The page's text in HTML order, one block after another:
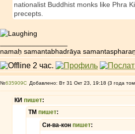
nationalist Buddhist monks like Phra
precepts.
namaḥ samantabhadrāya
№635909 Добавлено: Вт 31 Окт 23, 19:18 (3 года
КИ пишет:
ТМ пишет:
Си-ва-кон пишет: